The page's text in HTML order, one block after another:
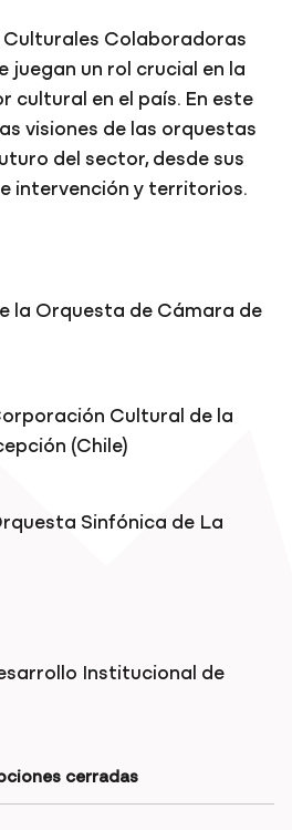
Colaboradoras
juegan un rol crucial en la
cultural en el país. En este
visiones de las orquestas
del sector, desde sus
intervención y territorios.
la Orquesta de Cámara de
Cultural de la
(Chile)
Sinfónica de La
Institucional de
cerradas